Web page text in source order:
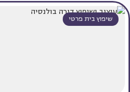
שיפוץ בית פרטי